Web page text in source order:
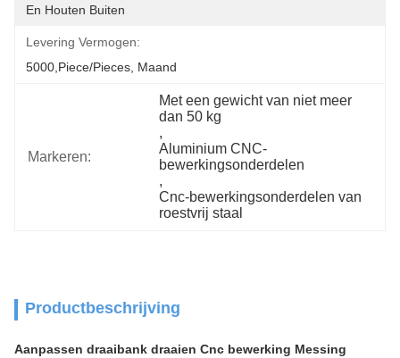
En Houten Buiten
Levering Vermogen:
5000,Piece/Pieces, Maand
Markeren:
Met een gewicht van niet meer
dan 50 kg
,
Aluminium CNC-
bewerkingsonderdelen
,
Cnc-bewerkingsonderdelen van
roestvrij staal
Productbeschrijving
Aanpassen draaibank draaien Cnc bewerking Messing